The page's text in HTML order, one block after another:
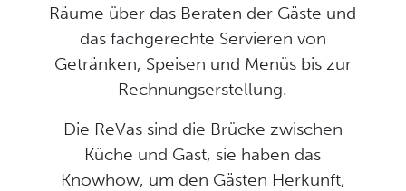
Räume über das Beraten der Gäste und
das fachgerechte Servieren von
Getränken, Speisen und Menüs bis zur
Rechnungserstellung.
Die ReVas sind die Brücke zwischen
Küche und Gast, sie haben das
Knowhow, um den Gästen Herkunft,